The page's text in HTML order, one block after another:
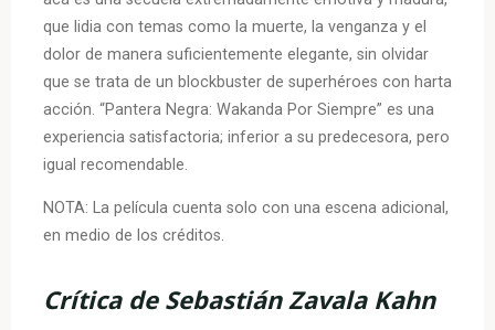
que lidia con temas como la muerte, la venganza y el
dolor de manera suficientemente elegante, sin olvidar
que se trata de un blockbuster de superhéroes con harta
acción. “Pantera Negra: Wakanda Por Siempre” es una
experiencia satisfactoria; inferior a su predecesora, pero
igual recomendable.
NOTA: La película cuenta solo con una escena adicional,
en medio de los créditos.
Crítica de Sebastián Zavala Kahn